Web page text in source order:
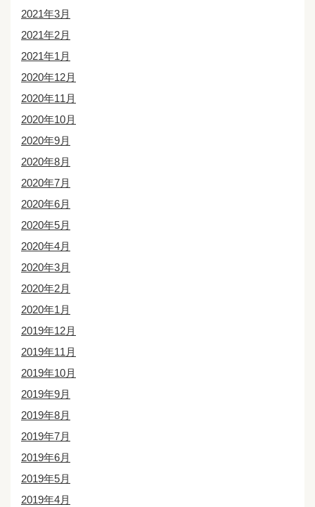
2021年3月
2021年2月
2021年1月
2020年12月
2020年11月
2020年10月
2020年9月
2020年8月
2020年7月
2020年6月
2020年5月
2020年4月
2020年3月
2020年2月
2020年1月
2019年12月
2019年11月
2019年10月
2019年9月
2019年8月
2019年7月
2019年6月
2019年5月
2019年4月